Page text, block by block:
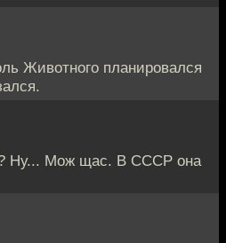
Животного планировался
Ну... Мож щас. В СССР она